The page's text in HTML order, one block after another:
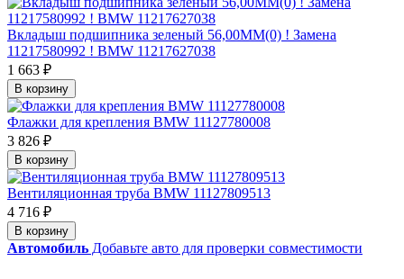
Вкладыш подшипника зеленый 56,00MM(0) ! Замена
11217580992 ! BMW 11217627038
1 663 ₽
В корзину
Флажки для крепления BMW 11127780008
3 826 ₽
В корзину
Вентиляционная труба BMW 11127809513
4 716 ₽
В корзину
Автомобиль Добавьте авто для проверки совместимости